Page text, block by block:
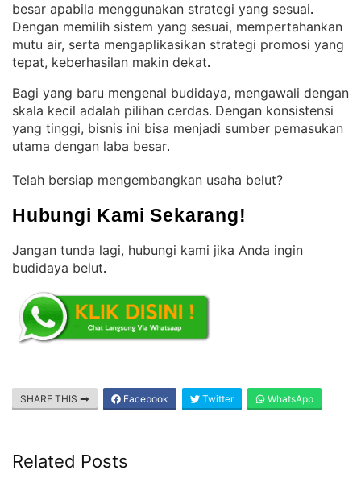
besar apabila menggunakan strategi yang sesuai
Dengan memilih sistem yang sesuai, mempertahankan
mutu air, serta mengaplikasikan strategi promosi yang
tepat, keberhasilan makin dekat.
Bagi yang baru mengenal budidaya, mengawali dengan
skala kecil adalah pilihan cerdas. Dengan konsistensi
yang tinggi, bisnis ini bisa menjadi sumber pemasukan
utama dengan laba besar.
Telah bersiap mengembangkan usaha belut?
Hubungi Kami Sekarang!
Jangan tunda lagi, hubungi kami jika Anda ingin
budidaya belut.
SHARE THIS Facebook Twitter WhatsApp
Related Posts